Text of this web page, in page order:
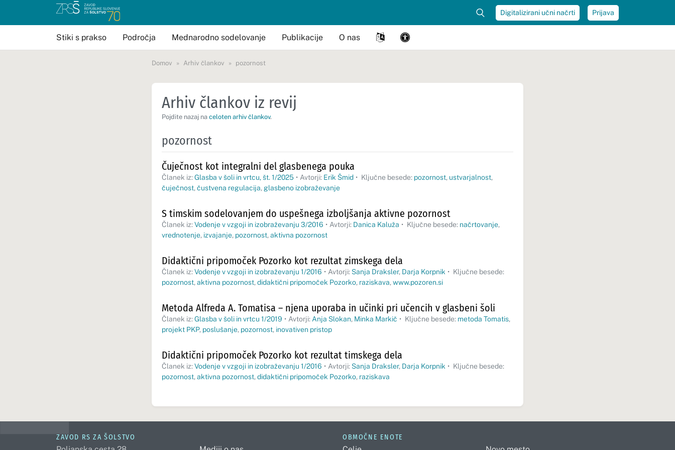
Digitalizirani učni načrti Prijava
Stiki s prakso Področja Mednarodno sodelovanje Publikacije O nas
Domov Arhiv člankov pozornost
Arhiv člankov iz revij
Pojdite nazaj na celoten arhiv člankov.
pozornost
Čuječnost kot integralni del glasbenega pouka
Članek iz: Glasba v šoli in vrtcu, št. 1/2025 • Avtorji: Erik Šmid • Ključne besede: pozornost, ustvarjalnost,
čuječnost, čustvena regulacija, glasbeno izobraževanje
S timskim sodelovanjem do uspešnega izboljšanja aktivne pozornost
Članek iz: Vodenje v vzgoji in izobraževanju 3/2016 • Avtorji: Danica Kaluža • Ključne besede: načrtovanje,
vrednotenje, izvajanje, pozornost, aktivna pozornost
Didaktični pripomoček Pozorko kot rezultat zimskega dela
Članek iz: Vodenje v vzgoji in izobraževanju 1/2016 • Avtorji: Sanja Draksler, Darja Korpnik • Ključne besede:
pozornost, aktivna pozornost, didaktični pripomoček Pozorko, raziskava, www.pozoren.si
Metoda Alfreda A. Tomatisa – njena uporaba in učinki pri učencih v glasbeni šoli
Članek iz: Glasba v šoli in vrtcu 1/2019 • Avtorji: Anja Slokan, Minka Markič • Ključne besede: metoda Tomatis,
projekt PKP, poslušanje, pozornost, inovativen pristop
Didaktični pripomoček Pozorko kot rezultat timskega dela
Članek iz: Vodenje v vzgoji in izobraževanju 1/2016 • Avtorji: Sanja Draksler, Darja Korpnik • Ključne besede:
pozornost, aktivna pozornost, didaktični pripomoček Pozorko, raziskava
ZAVOD RS ZA ŠOLSTVO OBMOČNE ENOTE